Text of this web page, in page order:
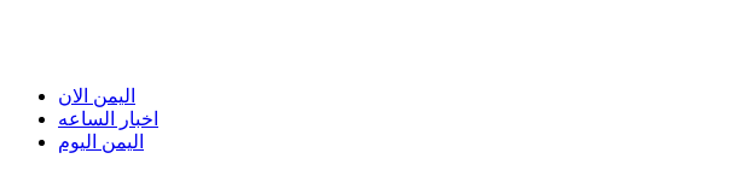
اليمن الان
اخبار الساعه
اليمن اليوم